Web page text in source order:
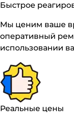
Быстрое
Мы ценим ваше
оперативный
использовании
Реальные цены